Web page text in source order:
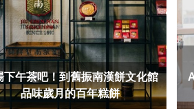
下午茶吧！到舊振南漢餅文化館
品味歲月的百年糕餅